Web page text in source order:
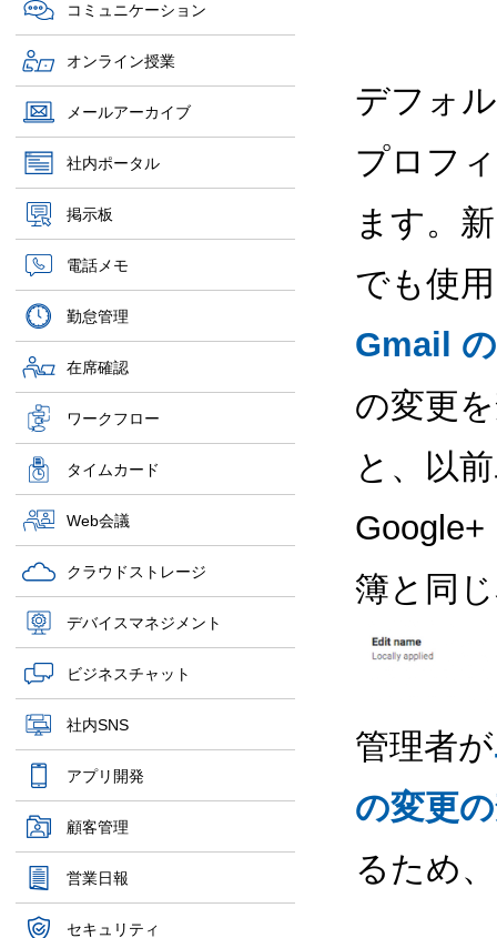
コミュニケーション
オンライン授業
メールアーカイブ
社内ポータル
掲示板
電話メモ
勤怠管理
在席確認
ワークフロー
タイムカード
Web会議
クラウドストレージ
デバイスマネジメント
ビジネスチャット
社内SNS
アプリ開発
顧客管理
営業日報
セキュリティ
デフォ
プロフ
ます。
でも使
Gmail
の変更
と、以
簿と同
管理者が
の変更
るため